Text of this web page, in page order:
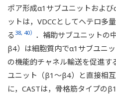
ポア形成α1サブユニットおよ
ットは，VDCCとしてヘテロ多
る 38, 40） ．補助サブユニットの
β4）は細胞質内でα1サブユニ
の機能的チャネル輸送を促進す
ユニット（β1～β4）と直接相
に，CASTは，骨格筋タイプの